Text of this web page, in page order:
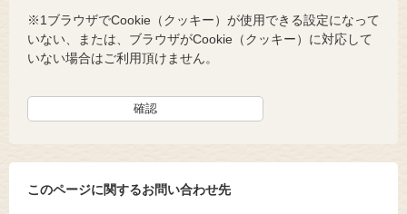
※1ブラウザでCookie（クッキー）が使用できる設定になって
いない、または、ブラウザがCookie（クッキー）に対応して
いない場合はご利用頂けません。
このページに関するお問い合わせ先